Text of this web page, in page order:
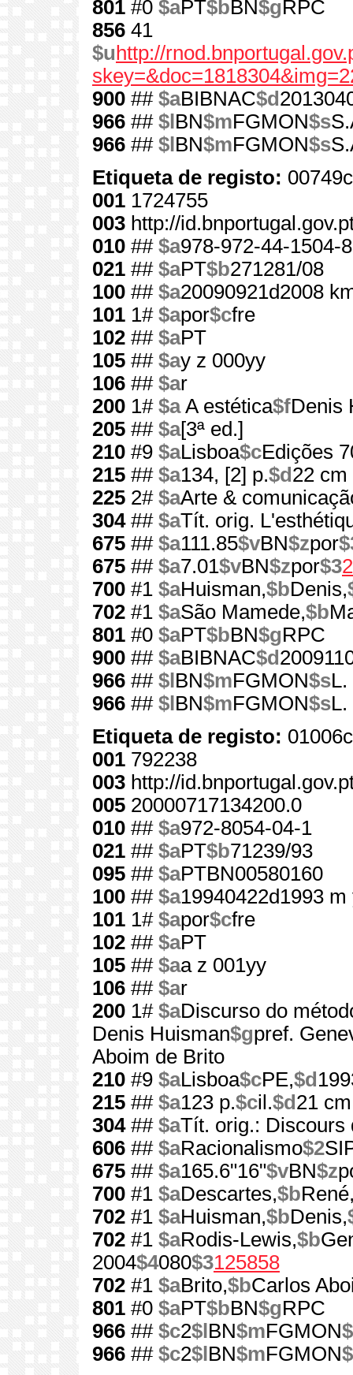
801 #0 $aPT$bBN$g RPC
856 41
$u http://
900 ## $aBIBNAC$d
966 ## $l BN$mFGMON$s
966 ## $l BN$mFGMON$s
Etiqueta de registo:
001 1724755
003 http://
010 ## $a978-972-44-1504-8
021 ## $aPT$b271281/08
100 ## $a20090921d2008
101 1# $apor$cfre
102 ## $aPT
105 ## $ay z 000yy
106 ## $ar
200 1# $aA estética$fDenis
205 ## $a[3ª ed.]
210 #9 $aLisboa$cEdições
215 ## $a134, [2] p.$d 22 cm
225 2# $aArte &
304## $aTít. orig.
675 ## $a111.85$vBN$zpor
675 ## $a7.01$vBN$zpor$3
700 #1 $aHuisman,$bDenis,
702 #1 $aSão Mamede,$b
801 #0 $aPT$bBN$gRPC
900 ## $aBIBNAC$d
966 ## $l BN$mFGMON$sL.
966 ## $l BN$mFGMON$sL.
Etiqueta de registo:
001 792238
003 http://
005 20000717134200.0
010 ## $a972-8054-04-1
021 ## $aPT$b71239/93
095 ## $aPTBN00580160
100 ## $a19940422d1993
101 1# $apor$cfre
102 ## $aPT
105 ## $aa z 001yy
106 ## $ar
200 1# $aDiscurso do
Denis Huisman$gpref.
Aboim de Brito
210 #9 $aLisboa$cPE,$d
215 ## $a123 p.$cil.$d 21 cm
304## $aTít. orig.: Discours
606 ## $aRacionalismo$2
675 ## $a165.6"16"$vBN$z
700 #1 $aDescartes,$b
702 #1 $aHuisman,$bDenis,
702 #1 $aRodis-Lewis,$b
2004$4080$3125858
702 #1 $aBrito,$bCarlos
801 #0 $aPT$bBN$gRPC
966 ## $c2$l BN$mFGMON
966 ## $c2$l BN$mFGMON